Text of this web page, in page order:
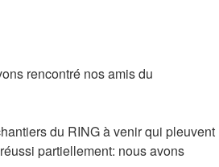
rencontré nos amis du
du RING à venir qui pleuvent
partiellement: nous avons